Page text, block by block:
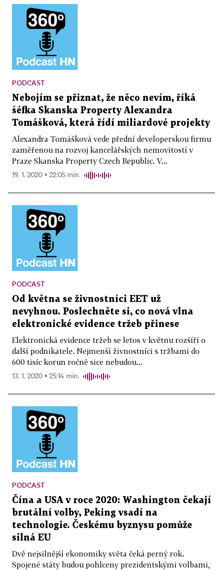
PODCAST
Nebojím se přiznat, že něco nevím, říká
šéfka Skanska Property Alexandra
Tomášková, která řídí miliardové projekty
Alexandra Tomášková vede přední developerskou firmu
zaměřenou na rozvoj kancelářských nemovitostí v
Praze Skanska Property Czech Republic. V...
19. 1. 2020 ▪ 22:05 min.
PODCAST
Od května se živnostníci EET už
nevyhnou. Poslechněte si, co nová vlna
elektronické evidence tržeb přinese
Elektronická evidence tržeb se letos v květnu rozšíří o
další podnikatele. Nejmenší živnostníci s tržbami do
600 tisíc korun ročně sice nebudou...
13. 1. 2020 ▪ 25:14 min.
PODCAST
Čína a USA v roce 2020: Washington čekají
brutální volby, Peking vsadí na
technologie. Českému byznysu pomůže
silná EU
Dvě nejsilnější ekonomiky světa čeká perný rok.
Spojené státy budou pohlceny prezidentskými volbami,